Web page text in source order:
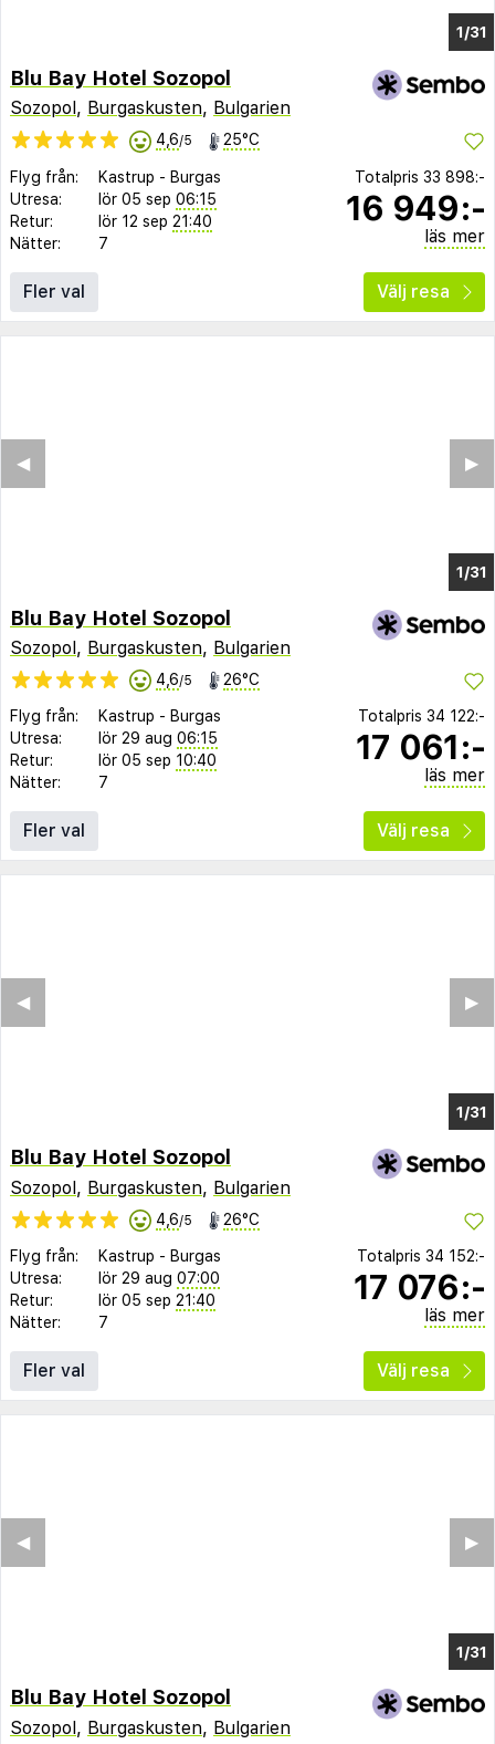
1/25
Blu Bay Hotel Sozopol
Sozopol , Burgaskusten, Bulgarien
4,6/5 25°C
Flyg från: Kastrup - Burgas
Utresa:
lör 05 sep 06:15
Retur:
lör 12 sep 21:40
Nätter:
7
Totalpris 33 898:-
16 949:-
läs mer
Fler val Välj resa
1/25
▶︎
◀︎
Blu Bay Hotel Sozopol
Sozopol, Burgaskusten, Bulgarien
4,6/5 26°C
Flyg från: Kastrup - Burgas
Utresa:
lör 29 aug 06:15
Retur:
lör 05 sep 10:40
Nätter:
7
Totalpris 34 122:-
17 061:-
läs mer
Fler val Välj resa
1/25
▶︎
◀︎
Blu Bay Hotel Sozopol
Sozopol, Burgaskusten, Bulgarien
4,6/5 26°C
Flyg från: Kastrup - Burgas
Utresa:
lör 29 aug 07:00
Retur:
lör 05 sep 21:40
Nätter:
7
Totalpris 34 152:-
17 076:-
läs mer
Fler val Välj resa
1/25
▶︎
◀︎
Blu Bay Hotel Sozopol
Sozopol, Burgaskusten, Bulgarien